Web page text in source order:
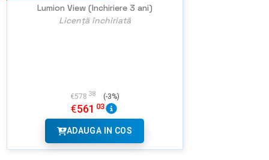
Lumion View (Inchiriere 3 ani)
Licență închiriată
€578 38 (-3%)
€561 03
ADAUGA IN COS